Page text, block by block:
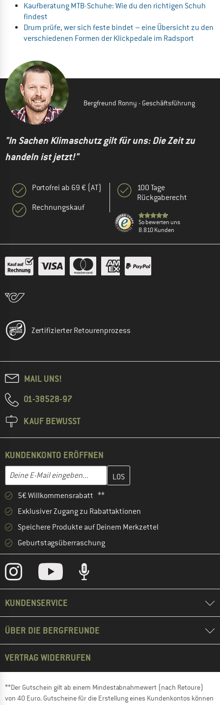
Kaufberatung MTB-Schuhe: Wie du den richtigen Schuh
findest
Drum prüfe, wer sich feste bindet – eine Übersicht zu den
verschiedenen Formen der Klickpedale im Radsport
Bergfreund Ronny - Geschäftsführung
"In Sachen Klimaschutz gilt für uns: Die Zeit zu
handeln ist jetzt!"
Portofrei ab 69 € (AT)
Rechnungskauf
100 Tage
Rückgaberecht
So bewerten uns
8.810 Kunden
Zertifizierter Retourenprozess
MAIL UNS!
01-38528-97
KAUF BEWUSST
KUNDENKONTO ERÖFFNEN
E-Mail-Adresse
Gib hier deine E-Mail-Adresse ein und erstelle im nächsten
5€ Willkommensrabatt **
Exklusiver Zugang zu Rabattaktionen
Speichere Produkte auf Deinem Merkzettel
Geburtstagsüberraschung
KUNDENSERVICE
ÜBER DIE BERGFREUNDE
VERTRAG WIDERRUFEN
**Der Gutschein gilt ab einem Mindestabnahmewert (nach Retoure)
von 40 Euro. Gutscheine für die Erstellung eines Kundenkontos können